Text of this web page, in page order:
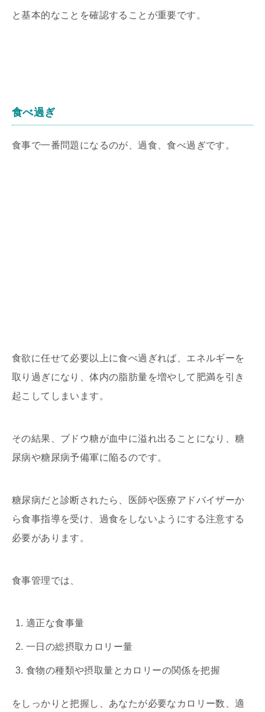
と基本的なことを確認することが重要です。
食べ過ぎ
食事で一番問題になるのが、過食、食べ過ぎです。
食欲に任せて必要以上に食べ過ぎれば、エネルギーを
取り過ぎになり、体内の脂肪量を増やして肥満を引き
起こしてしまいます。
その結果、ブドウ糖が血中に溢れ出ることになり、糖
尿病や糖尿病予備軍に陥るのです。
糖尿病だと診断されたら、医師や医療アドバイザーか
ら食事指導を受け、過食をしないようにする注意する
必要があります。
食事管理では、
適正な食事量
一日の総摂取カロリー量
食物の種類や摂取量とカロリーの関係を把握
をしっかりと把握し、あなたが必要なカロリー数、適